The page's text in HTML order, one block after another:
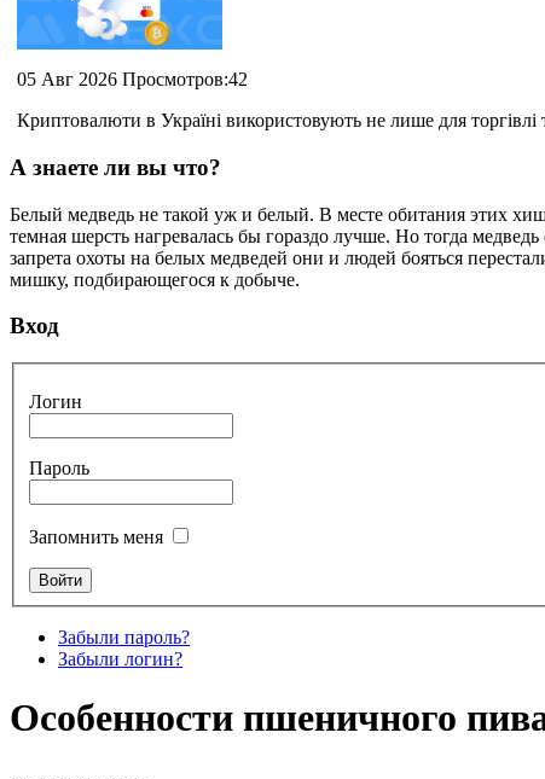
05 Авг 2026 Просмотров:42
Криптовалюти в Україні використовують не лише для
А знаете ли вы что?
Белый медведь не такой уж и белый. В месте обитания этих
темная шерсть нагревалась бы гораздо лучше. Но тогда
запрета охоты на белых медведей они и людей бояться
мишку, подбирающегося к добыче.
Вход
Логин
Пароль
Запомнить меня
Забыли пароль?
Забыли логин?
Особенности пшеничного